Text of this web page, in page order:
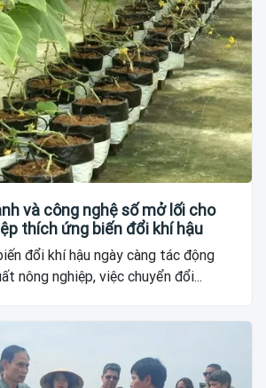
và công nghệ số mở lối cho
thích ứng biến đổi khí hậu
đổi khí hậu ngày càng tác động
nông nghiệp, việc chuyển đổi...